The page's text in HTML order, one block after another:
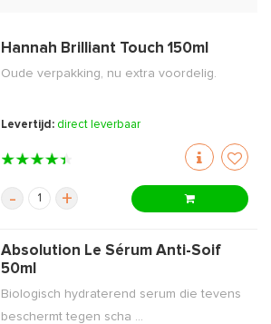
Hannah Brilliant Touch 150ml
Oude verpakking, nu extra voordelig.
Levertijd: direct leverbaar
- +
Absolution Le Sérum Anti-Soif
50ml
Biologisch hydraterend serum die tevens
beschermt tegen scha ...